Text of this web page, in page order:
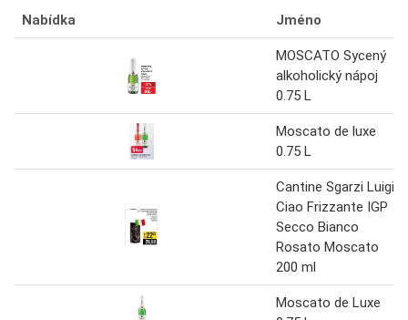
Nabídka Jméno
MOSCATO Sycený
alkoholický nápoj
0.75 L
Moscato de luxe
0.75 L
Cantine Sgarzi Luigi
Ciao Frizzante IGP
Secco Bianco
Rosato Moscato
200 ml
Moscato de Luxe